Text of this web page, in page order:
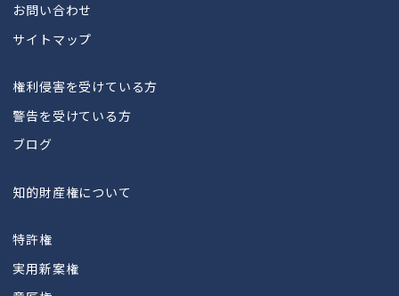
お問い合わせ
サイトマップ
権利侵害を受けている方
警告を受けている方
ブログ
知的財産権について
特許権
実用新案権